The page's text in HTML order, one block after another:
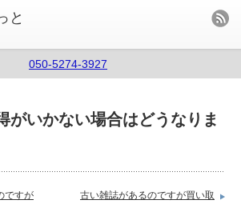
と
がいかない場合はどうなりま
ですが
古い雑誌があるのですが買い取